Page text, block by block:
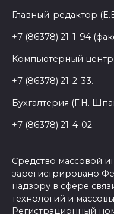
Главный-редактор
+7 (86378) 21-1-94
Компьютерный центр
+7 (86378) 21-2-33.
Бухгалтерия (Г.Н.
+7 (86378) 21-4-02.
Средство массовой
зарегистрировано
надзору в сфере
технологий и
Регистрационный